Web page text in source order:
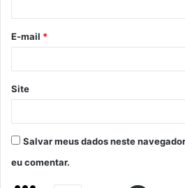
E-mail *
Site
Salvar meus dados neste
eu comentar.